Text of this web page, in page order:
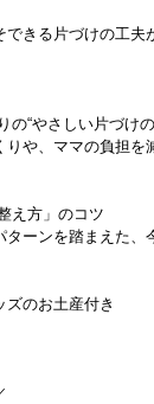
きる片づけの工夫
“やさしい片づけ
や、ママの負担を
え方」のコツ
ーンを踏まえた、
のお土産付き